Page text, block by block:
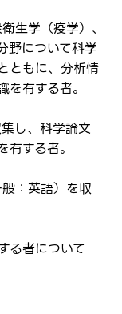
生学（疫学）、
野について科学
ともに、分析情
有する者。
し、科学論文
する者。
：英語）を収
る者について